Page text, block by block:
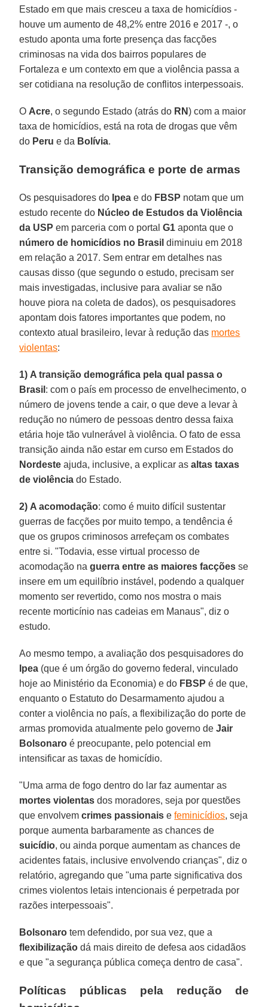
Estado em que mais cresceu a taxa de homicídios -
houve um aumento de 48,2% entre 2016 e 2017 -, o
estudo aponta uma forte presença das facções
criminosas na vida dos bairros populares de
Fortaleza e um contexto em que a violência passa a
ser cotidiana na resolução de conflitos interpessoais.
O Acre, o segundo Estado (atrás do RN) com a maior
taxa de homicídios, está na rota de drogas que vêm
do Peru e da Bolívia.
Transição demográfica e porte de armas
Os pesquisadores do Ipea e do FBSP notam que um
estudo recente do Núcleo de Estudos da Violência
da USP em parceria com o portalG1 aponta que o
número de homicídios no Brasil diminuiu em 2018
em relação a 2017. Sem entrar em detalhes nas
causas disso (que segundo o estudo, precisam ser
mais investigadas, inclusive para avaliar se não
houve piora na coleta de dados), os pesquisadores
apontam dois fatores importantes que podem, no
contexto atual brasileiro, levar à redução das mortes
violentas:
1) A transição demográfica pela qual passa o
Brasil : com o país em processo de envelhecimento, o
número de jovens tende a cair, o que deve a levar à
redução no número de pessoas dentro dessa faixa
etária hoje tão vulnerável à violência. O fato de essa
transição ainda não estar em curso em Estados do
Nordeste ajuda, inclusive, a explicar asaltas taxas
de violência do Estado.
2) A acomodação: como é muito difícil sustentar
guerras de facções por muito tempo, a tendência é
que os grupos criminosos arrefeçam os combates
entre si. "Todavia, esse virtual processo de
acomodação na guerra entre as maiores facções se
insere em um equilíbrio instável, podendo a qualquer
momento ser revertido, como nos mostra o mais
recente morticínio nas cadeias em Manaus", diz o
estudo.
Ao mesmo tempo, a avaliação dos pesquisadores do
Ipea (que é um órgão do governo federal, vinculado
hoje ao Ministério da Economia) e do FBSP é de que,
enquanto o Estatuto do Desarmamento ajudou a
conter a violência no país, a flexibilização do porte de
armas promovida atualmente pelo governo deJair
Bolsonaro é preocupante, pelo potencial em
intensificar as taxas de homicídio.
"Uma arma de fogo dentro do lar faz aumentar as
mortes violentas dos moradores, seja por questões
que envolvemcrimes passionais efeminicídios, seja
porque aumenta barbaramente as chances de
suicídio, ou ainda porque aumentam as chances de
acidentes fatais, inclusive envolvendo crianças", diz o
relatório, agregando que "uma parte significativa dos
crimes violentos letais intencionais é perpetrada por
razões interpessoais".
Bolsonaro tem defendido, por sua vez, que a
flexibilização dá mais direito de defesa aos cidadãos
e que "a segurança pública começa dentro de casa".
Políticas públicas pela redução de